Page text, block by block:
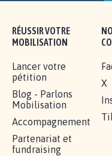
RÉUSSIR VOTRE
MOBILISATION
Lancer votre
pétition
Blog - Parlons
Mobilisation
Accompagnement
Partenariat et
fundraising
X